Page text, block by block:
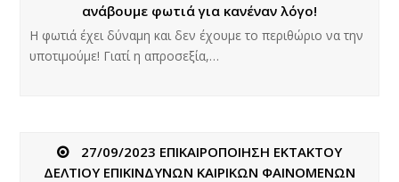
ανάβουμε φωτιά για κανέναν λόγο!
H φωτιά έχει δύναμη και δεν έχουμε το περιθώριο να την
υποτιμούμε! Γιατί η απροσεξία,…
27/09/2023 ΕΠΙΚΑΙΡΟΠΟΙΗΣΗ ΕΚΤΑΚΤΟΥ
ΔΕΛΤΙΟΥ ΕΠΙΚΙΝΔΥΝΩΝ ΚΑΙΡΙΚΩΝ ΦΑΙΝΟΜΕΝΩΝ